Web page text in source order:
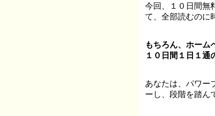
今回、１０日間無
て、全部読むのに
もちろん、ホーム
１０日間１日１通
あなたは、パワー
ーし、段階を踏ん